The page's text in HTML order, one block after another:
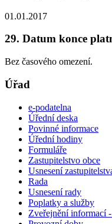
01.01.2017
29. Datum konce
Bez časového omezení.
Úřad
e-podatelna
Úřední deska
Povinné informace
Úřední hodiny
Formuláře
Zastupitelstvo obce
Usnesení
Rada
Usnesení rady
Poplatky a služby
Zveřejnění informací